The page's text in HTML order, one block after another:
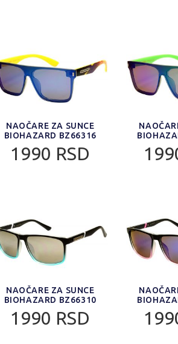
NAOČARE ZA SUNCE
BIOHAZARD BZ66316
1990 RSD
NAOČARE ZA SUNCE
BIOHAZARD BZ66310
1990 RSD